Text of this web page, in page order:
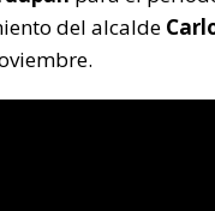
del alcalde